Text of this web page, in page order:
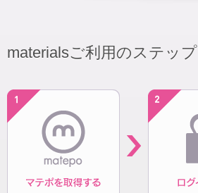
materialsご利用のステップ